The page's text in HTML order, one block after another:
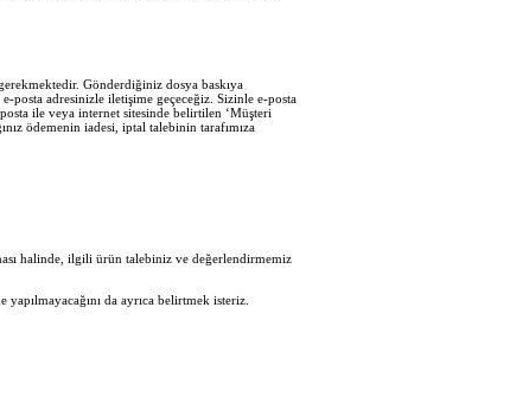
Gönderdiğiniz dosya baskıya
posta adresinizle iletişime geçeceğiz. Sizinle e-posta
ile veya internet sitesinde belirtilen ‘Müşteri
ödemenin iadesi, iptal talebinin tarafımıza
halinde, ilgili ürün talebiniz ve değerlendirmemiz
da ayrıca belirtmek isteriz.